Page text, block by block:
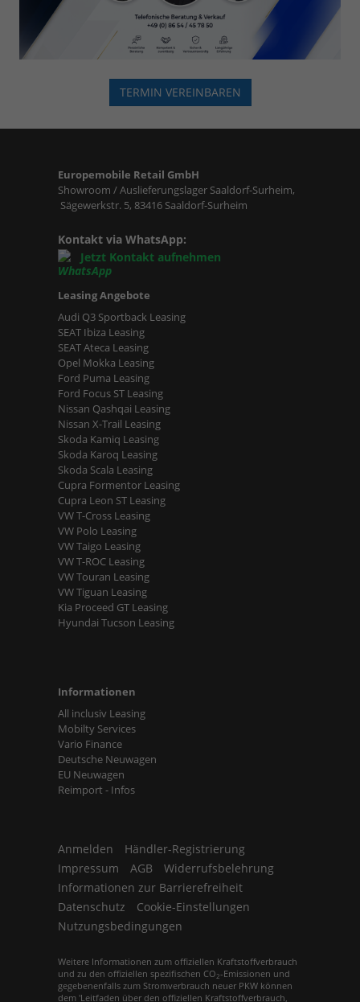
TERMIN VEREINBAREN
Europemobile Retail GmbH
Showroom / Auslieferungslager Saaldorf-Surheim,
Sägewerkstr. 5, 83416 Saaldorf-Surheim
Kontakt via WhatsApp:
Jetzt Kontakt aufnehmen
Leasing Angebote
Audi Q3 Sportback Leasing
SEAT Ibiza Leasing
SEAT Ateca Leasing
Opel Mokka Leasing
Ford Puma Leasing
Ford Focus ST Leasing
Nissan Qashqai Leasing
Nissan X-Trail Leasing
Skoda Kamiq Leasing
Skoda Karoq Leasing
Skoda Scala Leasing
Cupra Formentor Leasing
Cupra Leon ST Leasing
VW T-Cross Leasing
VW Polo Leasing
VW Taigo Leasing
VW T-ROC Leasing
VW Touran Leasing
VW Tiguan Leasing
Kia Proceed GT Leasing
Hyundai Tucson Leasing
Informationen
All inclusiv Leasing
Mobilty Services
Vario Finance
Deutsche Neuwagen
EU Neuwagen
Reimport - Infos
Anmelden
Händler-Registrierung
Impressum
AGB
Widerrufsbelehrung
Informationen zur Barrierefreiheit
Datenschutz
Cookie-Einstellungen
Nutzungsbedingungen
Weitere Informationen zum offiziellen Kraftstoffverbrauch
und zu den offiziellen spezifischen CO 2-Emissionen und
gegebenenfalls zum Stromverbrauch neuer PKW können
dem 'Leitfaden über den offiziellen Kraftstoffverbrauch,